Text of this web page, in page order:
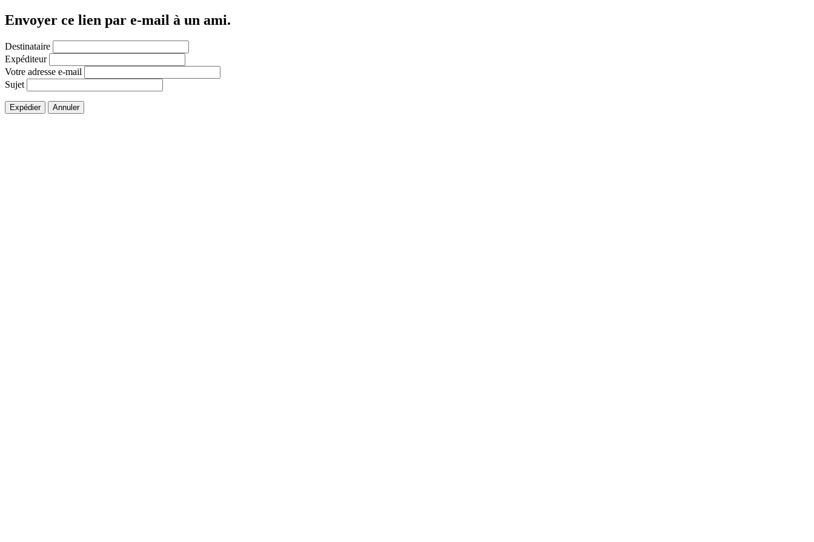
Envoyer ce lien par e-mail à un ami.
Destinataire
Expéditeur
Votre adresse e-mail
Sujet
Expédier Annuler